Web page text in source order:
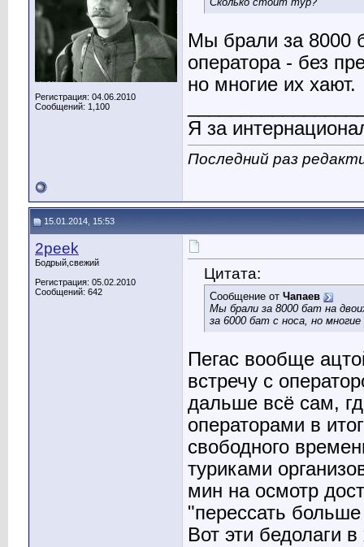
Регистрация: 04.06.2010
Сообщений: 1,100
Мы брали за 8000
оператора - без
но многие их хают.
Я за
Последний раз
15.01.2014, 15:53
2peek
Бодрый,свежий
Регистрация: 05.02.2010
Сообщений: 642
Цитата:
Сообщение от Чапаев
Мы брали за 8000 бат на
за 6000 бат с носа, но
Пегас вообще
встречу с
дальше всё сам,
операторами в
свободного
туриками
мин на осмотр
"перессать
Вот эти бедолаги в